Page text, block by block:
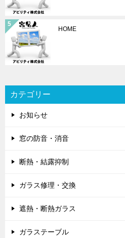
HOME
カテゴリー
お知らせ
窓の防音・消音
断熱・結露抑制
ガラス修理・交換
遮熱・断熱ガラス
ガラステーブル